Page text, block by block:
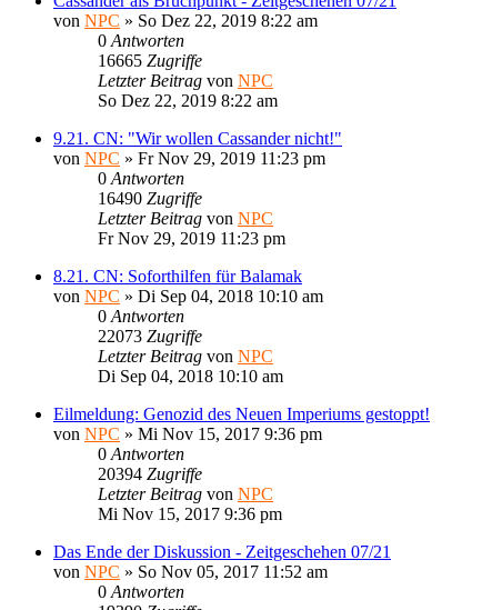
von NPC » So Dez 22, 2019 8:22 am
0 Antworten
16665 Zugriffe
Letzter Beitrag von NPC
So Dez 22, 2019 8:22 am
9.21. CN: "Wir wollen Cassander nicht!"
von NPC » Fr Nov 29, 2019 11:23 pm
0 Antworten
16490 Zugriffe
Letzter Beitrag von NPC
Fr Nov 29, 2019 11:23 pm
8.21. CN: Soforthilfen für Balamak
von NPC » Di Sep 04, 2018 10:10 am
0 Antworten
22073 Zugriffe
Letzter Beitrag von NPC
Di Sep 04, 2018 10:10 am
Eilmeldung: Genozid des Neuen Imperiums gestoppt!
von NPC » Mi Nov 15, 2017 9:36 pm
0 Antworten
20394 Zugriffe
Letzter Beitrag von NPC
Mi Nov 15, 2017 9:36 pm
Das Ende der Diskussion - Zeitgeschehen 07/21
von NPC » So Nov 05, 2017 11:52 am
0 Antworten